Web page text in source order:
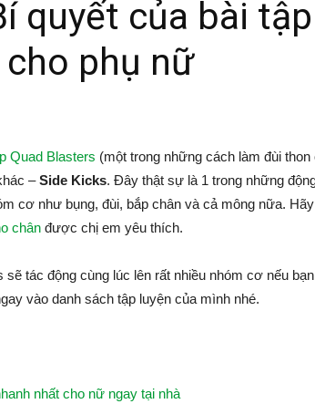
quyết của bài
phụ nữ
Quad Blasters (một trong những cách làm đùi
–Side Kicks. Đây thật sự là 1 trong những
cơ như bụng, đùi, bắp chân và cả mông nữa.
chân được chị em yêu thích.
tác động cùng lúc lên rất nhiều nhóm cơ nếu
vào danh sách tập luyện của mình nhé.
nhất cho nữ ngay tại nhà